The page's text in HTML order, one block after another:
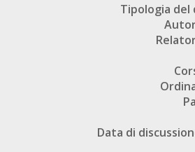
Tipologia del
Data di